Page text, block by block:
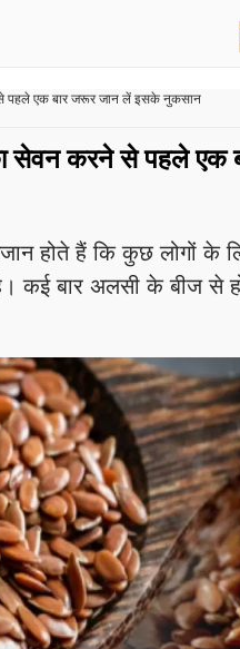
एक बार जरूर जान लें इसके नुकसान
सेवन करने से पहले एक
होते हैं कि कुछ लोगों के
कई बार अलसी के बीज से